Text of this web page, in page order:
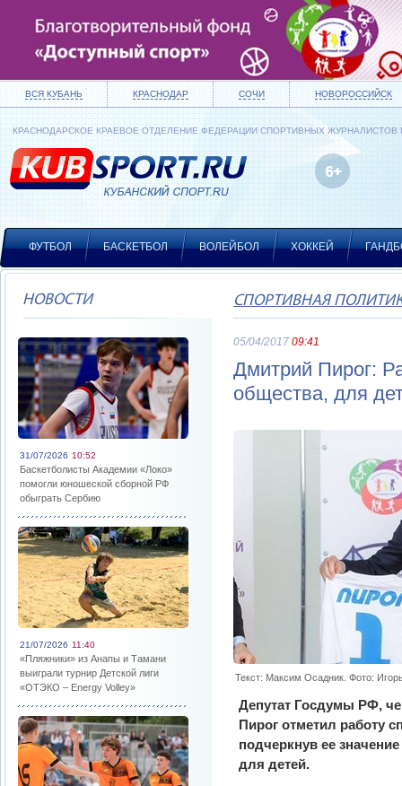
ВСЯ КУБАНЬ КРАСНОДАР СОЧИ НОВОРОССИЙСК
КРАСНОДАРСКОЕ КРАЕВОЕ ОТДЕЛЕНИЕ ФЕДЕРАЦИИ СПОРТИВНЫХ ЖУРНАЛИСТОВ
ФУТБОЛ БАСКЕТБОЛ ВОЛЕЙБОЛ ХОККЕЙ
НОВОСТИ
31/07/2026 10:52
Баскетболисты Академии «Локо»
помогли юношеской сборной РФ
обыграть Сербию
21/07/2026 11:40
«Пляжники» из Анапы и Тамани
выиграли турнир Детской лиги
«ОТЭКО – Energy Volley»
СПОРТИВНАЯ
05/04/2017 09:41
Дмитрий Пирог:
общества, для
Текст: Максим Осадник. Фото:
Депутат Госдумы РФ,
Пирог отметил работу
подчеркнув ее
для детей.